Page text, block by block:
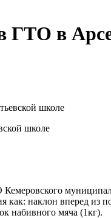
ГТО в
школе
наклон вперед из
набивного мяча (1кг).